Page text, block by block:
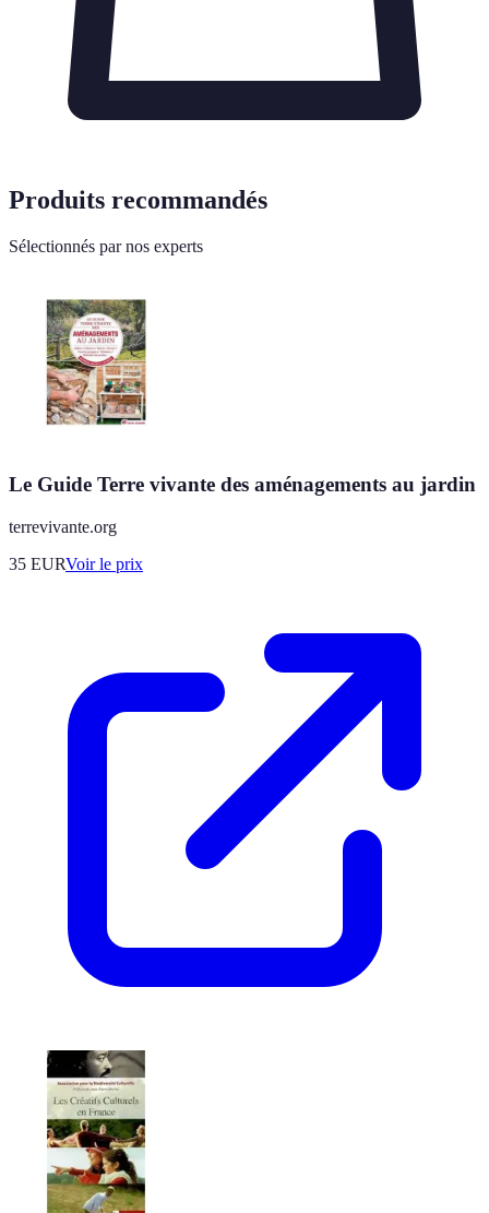
Produits recommandés
Sélectionnés par nos experts
Le Guide Terre vivante des aménagements au jardin
terrevivante.org
35 EURVoir le prix